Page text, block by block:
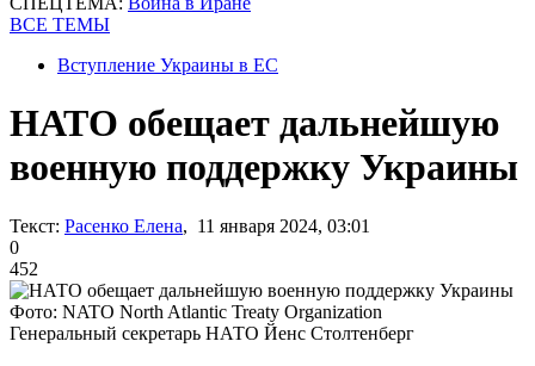
ВСЕ ТЕМЫ
Вступление Украины в ЕС
НАТО обещает дальнейшую
военную поддержку Украины
Текст: Расенко Елена, 11 января 2024, 03:01
0
452
Фото: NATO North Atlantic Treaty Organization
Генеральный секретарь НАТО Йенс Столтенберг